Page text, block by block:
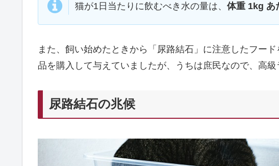
猫が1日当たりに飲むべき水の量は、 体重 1kg あ
また、飼い始めたときから「尿路結石」に注意したフー
品を購入して与えていましたが、うちは庶民なので、高級
尿路結石の兆候